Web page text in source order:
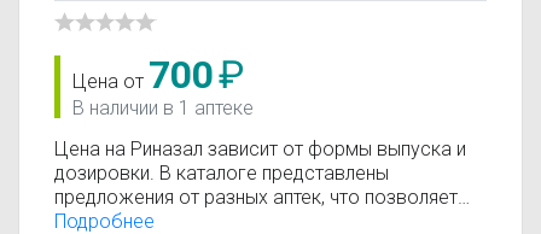
Цена от 700₽
В наличии в 1 аптеке
Цена на Риназал зависит от формы выпуска и
дозировки. В каталоге представлены
предложения от разных аптек, что позволяет
быстро найти, где купить Риназал по
Подробнее